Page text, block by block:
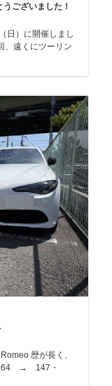
ございました！
日）に開催しまし